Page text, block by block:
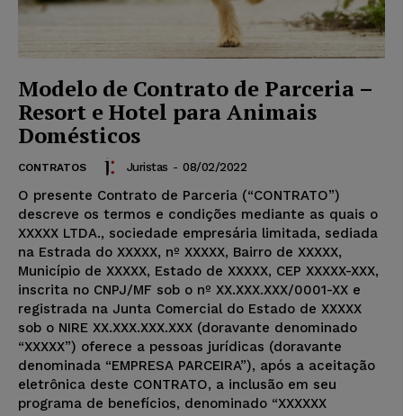
Modelo de Contrato de Parceria –
Resort e Hotel para Animais
Domésticos
CONTRATOS Juristas - 08/02/2022
O presente Contrato de Parceria (“CONTRATO”)
descreve os termos e condições mediante as quais o
XXXXX LTDA., sociedade empresária limitada, sediada
na Estrada do XXXXX, nº XXXXX, Bairro de XXXXX,
Município de XXXXX, Estado de XXXXX, CEP XXXXX-XXX,
inscrita no CNPJ/MF sob o nº XX.XXX.XXX/0001-XX e
registrada na Junta Comercial do Estado de XXXXX
sob o NIRE XX.XXX.XXX.XXX (doravante denominado
“XXXXX”) oferece a pessoas jurídicas (doravante
denominada “EMPRESA PARCEIRA”), após a aceitação
eletrônica deste CONTRATO, a inclusão em seu
programa de benefícios, denominado “XXXXXX